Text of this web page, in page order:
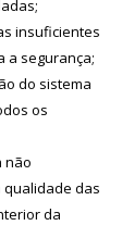
insuficientes
a segurança;
do sistema
os
não
das
da